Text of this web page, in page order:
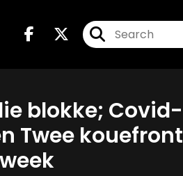
blokke; Covid-
Twee kouefront